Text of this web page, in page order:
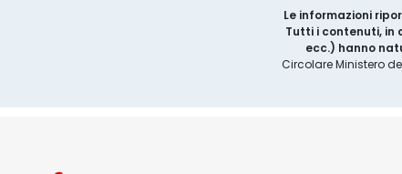
Le informazioni
Tutti i contenuti, in
ecc.) hanno
Circolare Ministero